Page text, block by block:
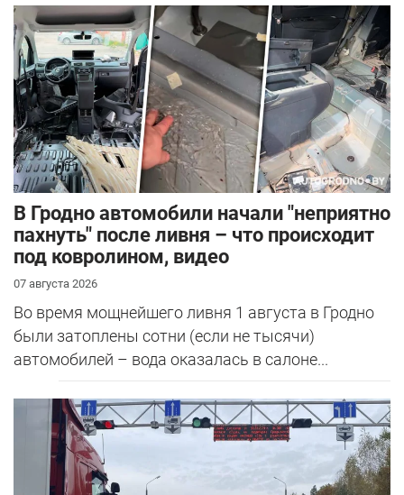
В Гродно автомобили начали "неприятно
пахнуть" после ливня – что происходит
под ковролином, видео
07 августа 2026
Во время мощнейшего ливня 1 августа в Гродно
были затоплены сотни (если не тысячи)
автомобилей – вода оказалась в салоне...